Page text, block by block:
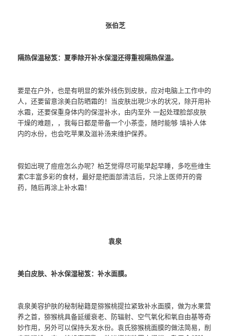
张伯芝
隔热保温秘笈：夏季除开补水保湿还得重视隔热保温。
要是在户外，也是有明显的紫外线伤到皮肤，应对电脑上工作中的
人，还要留意涂美白防晒霜的！当皮肤出現少水的状况，除开用补
水霜，还要保重身体内的保湿补水，由内至外 一起处理脸部皮肤
干燥的难题，，我每日都是带备一个小茶壶，随时能够 填补人体
内的水份，也会吃苹果及滋补汤来维护保养。
假如出現了痘痘怎么办呢？柏芝觉得尽可能早起早睡，多吃些维生
素C丰富多彩的食材，最好是把面部清洁后，只涂上医师开的膏
药，随后再涂上补水霜！
袁泉
美白皮肤、补水保湿秘笈：补水面膜。
袁泉美容护肤的秘制秘籍是猕猴桃提拉紧致补水面膜，做为水果营
养之首，猕猴桃具备延缓衰老、防辐射、空气氧化和氧自由基等奇
妙作用，另外可以保持头发水份。袁氏猕猴桃面膜的做法简易，削